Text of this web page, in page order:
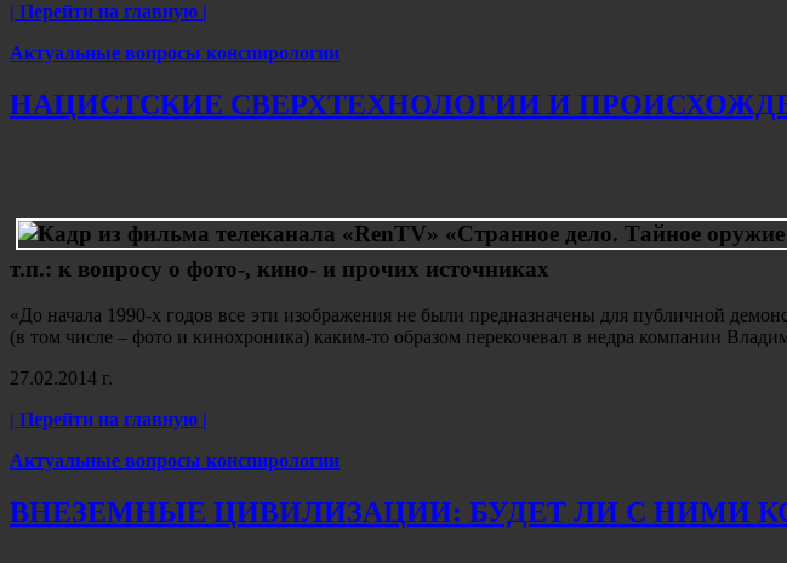
| Перейти на главную |
Актуальные вопросы конспирологии
НАЦИСТСКИЕ СВЕРХТЕХНОЛОГИИ И
т.п.: к вопросу о фото-, кино- и прочих источниках
«До начала 1990-х годов все эти изображения не были предназначены для публичной
(в том числе – фото и кинохроника) каким-то образом перекочевал в недра компании
27.02.2014 г.
| Перейти на главную |
Актуальные вопросы конспирологии
ВНЕЗЕМНЫЕ ЦИВИЛИЗАЦИИ: БУДЕТ ЛИ С НИМИ